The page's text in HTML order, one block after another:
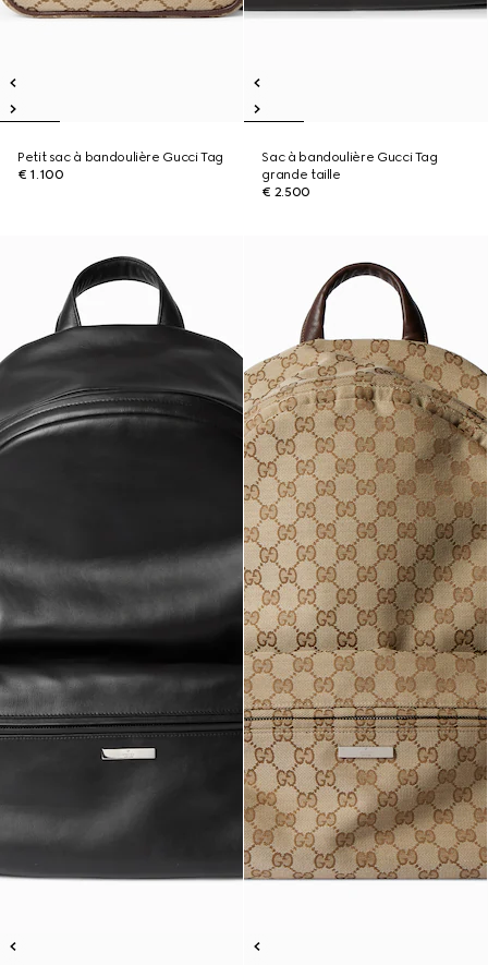
Petit sac à bandoulière Gucci Tag
€ 1.100
Sac à bandoulière Gucci Tag
grande taille
€ 2.500